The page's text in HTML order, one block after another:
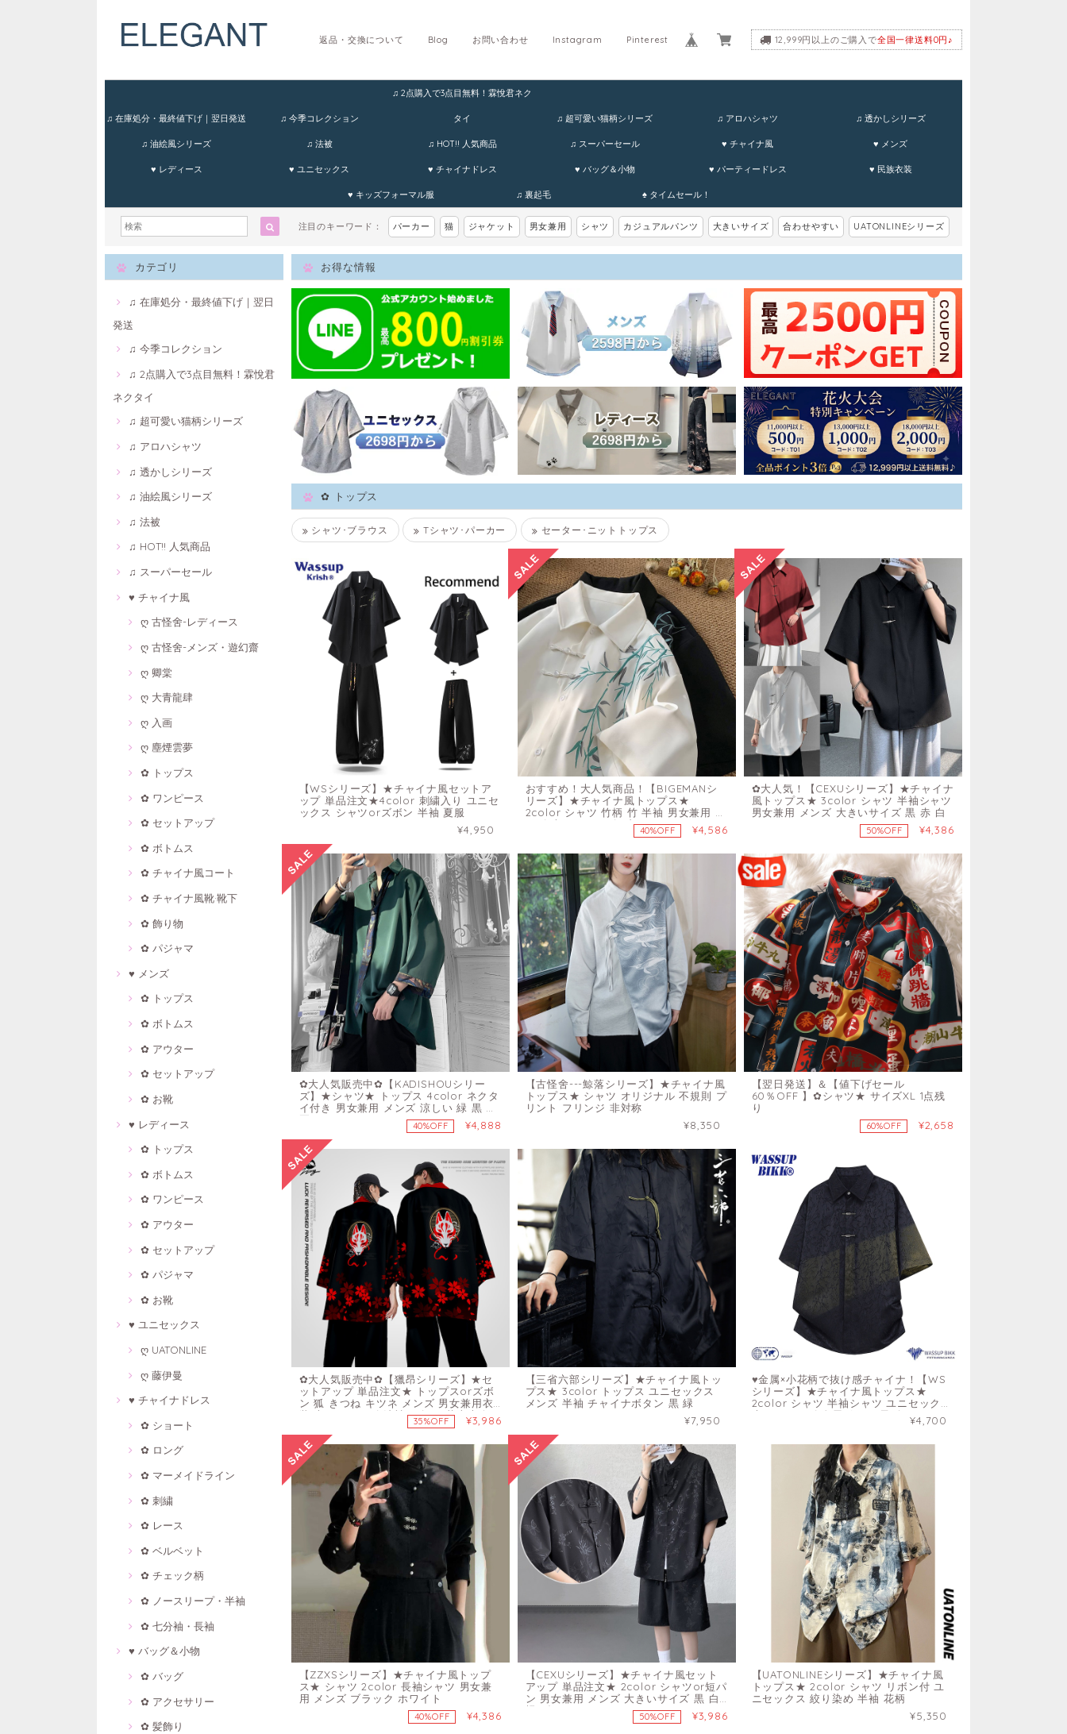
12,999円以上のご購入で全国一律送料0円♪
Pinterest
Instagram
お問い合わせ
Blog
返品・交換について
♫ 在庫処分・最終値下げ｜翌日発送 ♫ 今季コレクション
♫ 2点購入で3点目無料！霖悅君ネク
タイ ♫ 超可愛い猫柄シリーズ ♫ アロハシャツ ♫ 透かしシリーズ
♫ 油絵風シリーズ ♫ 法被 ♫ HOT!! 人気商品 ♫ スーパーセール ♥ チャイナ風 ♥ メンズ
♥ レディース ♥ ユニセックス ♥ チャイナドレス ♥ バッグ＆小物 ♥ パーティードレス ♥ 民族衣装
♥ キッズフォーマル服 ♫ 裏起毛 ♠ タイムセール！
注目のキーワード： パーカー 猫 ジャケット 男女兼用 シャツ カジュアルパンツ 大きいサイズ 合わせやすい UATONLINEシリーズ
カテゴリ
♫ 在庫処分・最終値下げ｜翌日
発送
♫ 今季コレクション
♫ 2点購入で3点目無料！霖悅君
ネクタイ
♫ 超可愛い猫柄シリーズ
♫ アロハシャツ
♫ 透かしシリーズ
♫ 油絵風シリーズ
♫ 法被
♫ HOT!! 人気商品
♫ スーパーセール
♥ チャイナ風
ღ 古怪舍-レディース
ღ 古怪舍-メンズ・遊幻齋
ღ 卿棠
ღ 大青龍肆
ღ 入画
ღ 塵煙雲夢
✿ トップス
✿ ワンピース
✿ セットアップ
✿ ボトムス
✿ チャイナ風コート
✿ チャイナ風靴·靴下
✿ 飾り物
✿ パジャマ
♥ メンズ
✿ トップス
✿ ボトムス
✿ アウター
✿ セットアップ
✿ お靴
♥ レディース
✿ トップス
✿ ボトムス
✿ ワンピース
✿ アウター
✿ セットアップ
✿ パジャマ
✿ お靴
♥ ユニセックス
ღ UATONLINE
ღ 藤伊曼
♥ チャイナドレス
✿ ショート
✿ ロング
✿ マーメイドライン
✿ 刺繍
✿ レース
✿ ベルベット
✿ チェック柄
✿ ノースリープ・半袖
✿ 七分袖・長袖
♥ バッグ＆小物
✿ バッグ
✿ アクセサリー
✿ 髪飾り
お得な情報
✿ トップス
シャツ･ブラウス Tシャツ･パーカー セーター･ニットトップス
【WSシリーズ】★チャイナ風セットア
ップ 単品注文★4color 刺繍入り ユニセ
ックス シャツorズボン 半袖 夏服
¥4,950
おすすめ！大人気商品！【BIGEMANシ
リーズ】★チャイナ風トップス★
2color シャツ 竹柄 竹 半袖 男女兼用 メ
ンズ 大きいサイズ ブラック ホワイト
40%OFF ¥4,586
✿大人気！【CEXUシリーズ】★チャイナ
風トップス★ 3color シャツ 半袖シャツ
男女兼用 メンズ 大きいサイズ 黒 赤 白
50%OFF ¥4,386
✿大人気販売中✿【KADISHOUシリー
ズ】★シャツ★ トップス 4color ネクタ
イ付き 男女兼用 メンズ 涼しい 緑 黒 青
夏服
40%OFF ¥4,888
【古怪舍---鯨落シリーズ】★チャイナ風
トップス★ シャツ オリジナル 不規則 プ
リント フリンジ 非対称
¥8,350
【翌日発送】＆【値下げセール
60％OFF 】✿シャツ★ サイズXL 1点残
り
60%OFF ¥2,658
✿大人気販売中✿【獵昂シリーズ】★セ
ットアップ 単品注文★ トップスorズボ
ン 狐 きつね キツネ メンズ 男女兼用衣
装 大きいサイズ 法被 お祭り 花火大会
35%OFF ¥3,986
【三省六部シリーズ】★チャイナ風トッ
プス★ 3color トップス ユニセックス
メンズ 半袖 チャイナボタン 黒 緑
¥7,950
♥金属×小花柄で抜け感チャイナ！【WS
シリーズ】★チャイナ風トップス★
2color シャツ 半袖シャツ ユニセックス
大きいサイズ 金属ボタン 黒 白
¥4,700
【ZZXSシリーズ】★チャイナ風トップ
ス★ シャツ 2color 長袖シャツ 男女兼
用 メンズ ブラック ホワイト
40%OFF ¥4,386
【CEXUシリーズ】★チャイナ風セット
アップ 単品注文★ 2color シャツor短パ
ン 男女兼用 メンズ 大きいサイズ 黒 白
蝶々柄
50%OFF ¥3,986
【UATONLINEシリーズ】★チャイナ風
トップス★ 2color シャツ リボン付 ユ
ニセックス 絞り染め 半袖 花柄
¥5,350